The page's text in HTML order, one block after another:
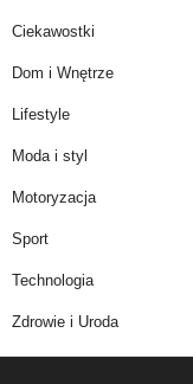
Ciekawostki
Dom i Wnętrze
Lifestyle
Moda i styl
Motoryzacja
Sport
Technologia
Zdrowie i Uroda